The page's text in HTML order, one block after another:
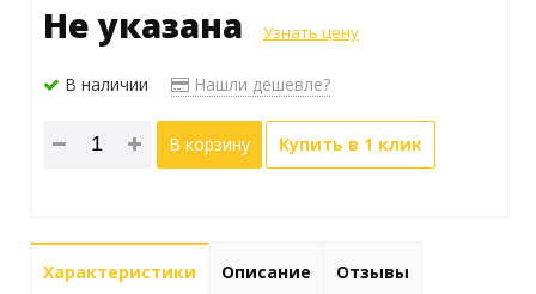
Не указана Узнать цену
В наличии Нашли дешевле?
В корзину Купить в 1 клик
Характеристики Описание Отзывы